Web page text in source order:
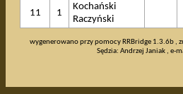
11 1
Kochański
Raczyński
wygenerowano przy pomocy RRBridge 1.3.6b ,
Sędzia: Andrzej Janiak , e-